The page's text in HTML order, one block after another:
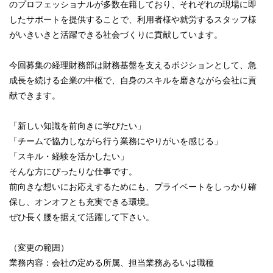
のプロフェッショナルが多数在籍しており、それぞれの現場に即
したサポートを提供することで、利用者様や就労するスタッフ様
がいきいきと活躍できる社会づくりに貢献しています。
今回募集の経理財務部は財務基盤を支えるポジションとして、急
成長を続ける企業の中枢で、自身のスキルを磨きながら会社に貢
献できます。
「新しい知識を前向きに学びたい」
「チームで協力しながら行う業務にやりがいを感じる」
「スキル・経験を活かしたい」
そんな方にぴったりな仕事です。
前向きな想いにお応えするためにも、プライベートをしっかり確
保し、オンオフとも充実できる環境。
ぜひ長く腰を据えて活躍して下さい。
（変更の範囲）
業務内容：会社の定める所属、担当業務あるいは職種